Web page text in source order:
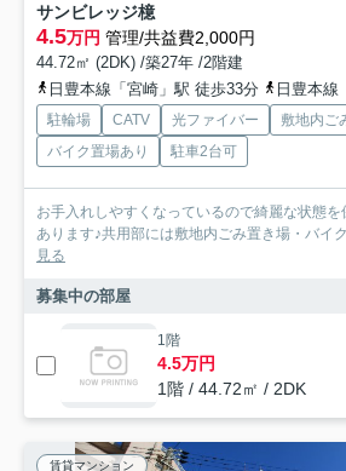
サンビレッジ檍
4.5万円 管理/共益費2,000円
44.72㎡ (2DK) /築27年 /2階建
日豊本線「宮崎」駅 徒歩33分
日豊本線
駐輪場 CATV 光ファイバー
敷地内ご
バイク置場あり
駐車2台可
お手入れしやすくなっているので綺麗な状態
あります♪共用部には敷地内ごみ置き場・バイ
見る
募集中の部屋
1階
4.5万円
1階 / 44.72㎡ / 2DK
賃貸マンション